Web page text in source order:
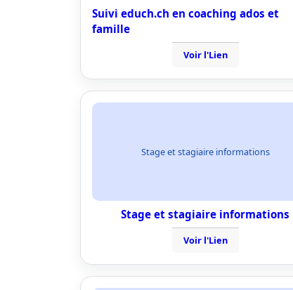
Suivi educh.ch en coaching ados et
famille
Voir l'Lien
Stage et stagiaire informations
Stage et stagiaire informations
Voir l'Lien